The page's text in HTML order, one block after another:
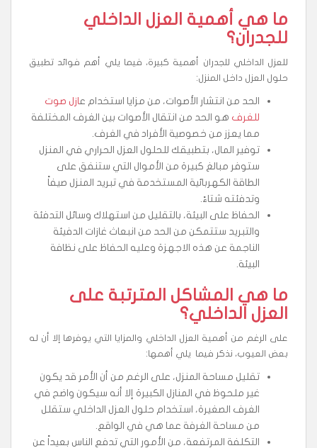
ما هي أهمية العزل الداخلي
للجدران؟
للعزل الداخلي للجدران أهمية كبيرة، فيما يلي أهم فوائد تطبيق
حلول العزل داخل المنزل:
الحد من انتشار الأصوات، من مزايا استخدام ع ازل صوت
للغرف هو الحد من انتقال الأصوات بين الغرف المختلفة
مما يعزز من خصوصية الأفراد في الغرف.
توفير المال، بتطبيقك للحلول العزل الحراري في المنزل
ستوفر مبالغ كبيرة من الأموال التي ستنفق على
الطاقة الكهربائية المستخدمة في تبريد المنزل صيفاً
وتدفئته شتاءً.
الحفاظ على البيئة، بالتقليل من استهلاك وسائل التدفئة
والتبريد ستتمكن من الحد من انبعاث غازات الدفيئة
الناجمة عن هذه الاجهزة وعليه الحفاظ على نظافة
البيئة.
ما هي المشاكل المترتبة على
العزل الداخلي؟
على الرغم من أهمية العزل الداخلي والمزايا التي يوفرها إلا أن له
بعض العيوب، نذكر فيما يلي أهمها:
تقليل مساحة المنزل، على الرغم من أن الأمر قد يكون
غير ملحوظ في المنازل الكبيرة إلا أنه سيكون واضح في
الغرف الصغيرة، استخدام حلول العزل الداخلي ستقلل
من مساحة الغرفة عما هي في الواقع.
التكلفة المرتفعة، من الأمور التي تدفع الناس بعيداً عن